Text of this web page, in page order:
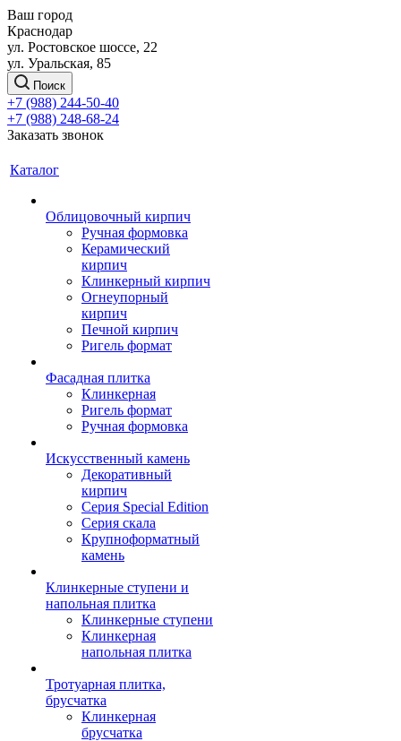
Ваш город
Краснодар
ул. Ростовское шоссе, 22
ул. Уральская, 85
Поиск
+7 (988) 244-50-40
+7 (988) 248-68-24
Заказать звонок
Каталог
Облицовочный кирпич
Ручная формовка
Керамический
кирпич
Клинкерный кирпич
Огнеупорный
кирпич
Печной кирпич
Ригель формат
Фасадная плитка
Клинкерная
Ригель формат
Ручная формовка
Искусственный камень
Декоративный
кирпич
Серия Special Edition
Серия скала
Крупноформатный
камень
Клинкерные ступени и
напольная плитка
Клинкерные ступени
Клинкерная
напольная плитка
Тротуарная плитка,
брусчатка
Клинкерная
брусчатка